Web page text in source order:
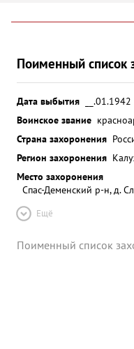
Поименный список
Дата выбытия
__.01.1942
Воинское звание
Страна захоронения
Регион захоронения
Место захоронения
Спас-Деменский р-н, д.
Ещё
Поименный список